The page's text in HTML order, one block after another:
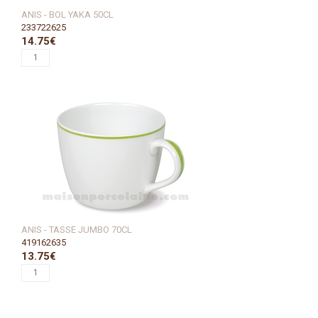
ANIS - BOL YAKA 50CL
233722625
14.75€
ANIS - TASSE JUMBO 70CL
419162635
13.75€